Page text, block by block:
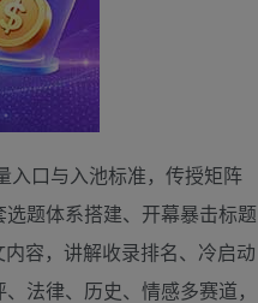
入口与入池标准，传授矩阵
题体系搭建、开幕暴击标题
容，讲解收录排名、冷启动
法律、历史、情感多赛道，